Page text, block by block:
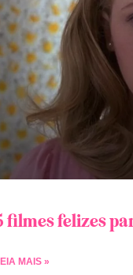
filmes felizes
MAIS »